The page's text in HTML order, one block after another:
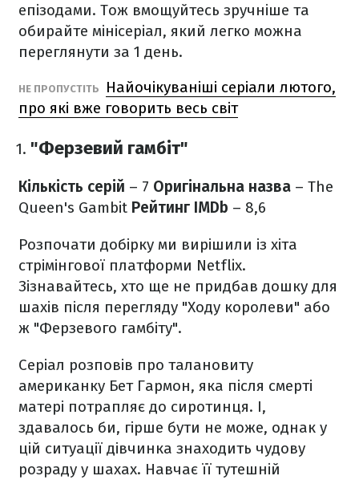
епізодами. Тож вмощуйтесь зручніше та
обирайте мінісеріал, який легко можна
переглянути за 1 день.
НЕ ПРОПУСТІТЬ
Найочікуваніші серіали лютого,
про які вже говорить весь світ
"Ферзевий гамбіт"
Кількість серій – 7 Оригінальна назва – The
Queen's Gambit Рейтинг IMDb – 8,6
Розпочати добірку ми вирішили із хіта
стрімінгової платформи Netflix.
Зізнавайтесь, хто ще не придбав дошку для
шахів після перегляду "Ходу королеви" або
ж "Ферзевого гамбіту".
Серіал розповів про талановиту
американку Бет Гармон, яка після смерті
матері потрапляє до сиротинця. І,
здавалось би, гірше бути не може, однак у
цій ситуації дівчинка знаходить чудову
розраду у шахах. Навчає її тутешній